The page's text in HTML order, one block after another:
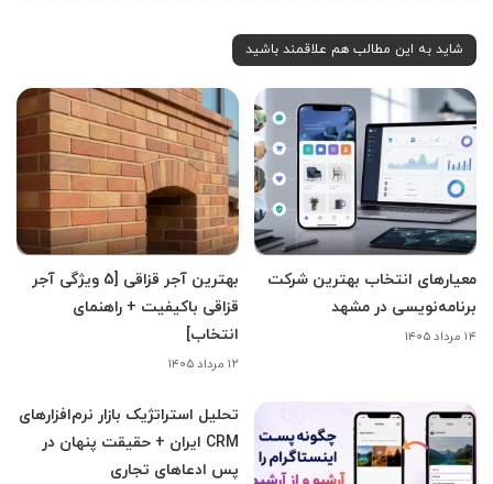
شاید به این مطالب هم علاقمند باشید
معیارهای انتخاب بهترین شرکت
برنامه‌نویسی در مشهد
۱۴ مرداد ۱۴۰۵
بهترین آجر قزاقی [5 ویژگی آجر
قزاقی باکیفیت + راهنمای
انتخاب]
۱۲ مرداد ۱۴۰۵
تحلیل استراتژیک بازار نرم‌افزارهای
CRM ایران + حقیقت پنهان در
پس ادعاهای تجاری